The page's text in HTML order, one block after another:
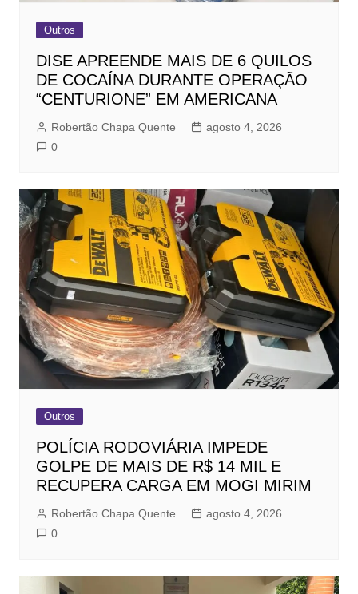
Outros
DISE APREENDE MAIS DE 6 QUILOS
DE COCAÍNA DURANTE OPERAÇÃO
“CENTURIONE” EM AMERICANA
Robertão Chapa Quente
agosto 4, 2026
0
Outros
POLÍCIA RODOVIÁRIA IMPEDE
GOLPE DE MAIS DE R$ 14 MIL E
RECUPERA CARGA EM MOGI MIRIM
Robertão Chapa Quente
agosto 4, 2026
0